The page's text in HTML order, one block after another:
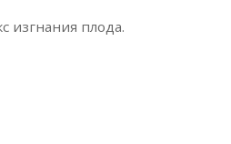
изгнания плода.